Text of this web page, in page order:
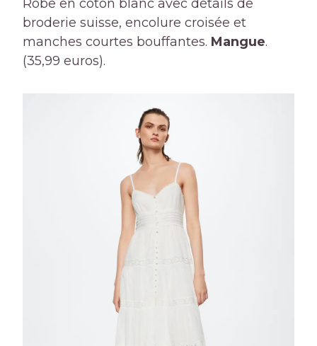
Robe en coton blanc avec détails de
broderie suisse, encolure croisée et
manches courtes bouffantes. Mangue.
(35,99 euros).